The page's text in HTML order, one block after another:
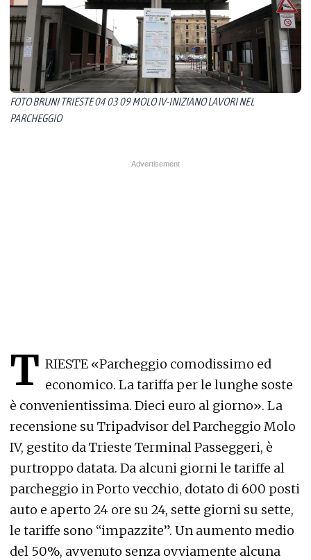
FOTO BRUNI TRIESTE 04 03 09 MOLO IV-INIZIANO LAVORI NEL
PARCHEGGIO
T RIESTE «Parcheggio comodissimo ed
economico. La tariffa per le lunghe soste
è convenientissima. Dieci euro al giorno». La
recensione su Tripadvisor del Parcheggio Molo
IV, gestito da Trieste Terminal Passeggeri, è
purtroppo datata. Da alcuni giorni le tariffe al
parcheggio in Porto vecchio, dotato di 600 posti
auto e aperto 24 ore su 24, sette giorni su sette,
le tariffe sono “impazzite”. Un aumento medio
del 50%, avvenuto senza ovviamente alcuna